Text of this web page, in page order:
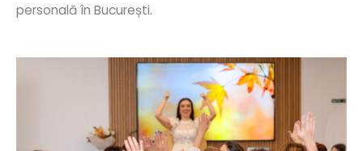
personală în București.